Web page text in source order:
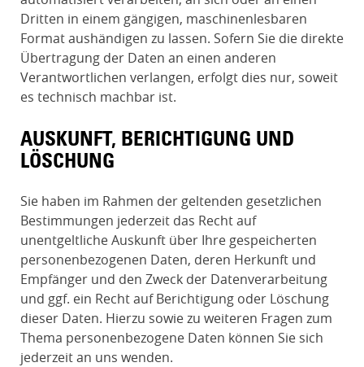
Dritten in einem gängigen, maschinenlesbaren
Format aushändigen zu lassen. Sofern Sie die direkte
Übertragung der Daten an einen anderen
Verantwortlichen verlangen, erfolgt dies nur, soweit
es technisch machbar ist.
AUSKUNFT, BERICHTIGUNG UND
LÖSCHUNG
Sie haben im Rahmen der geltenden gesetzlichen
Bestimmungen jederzeit das Recht auf
unentgeltliche Auskunft über Ihre gespeicherten
personenbezogenen Daten, deren Herkunft und
Empfänger und den Zweck der Datenverarbeitung
und ggf. ein Recht auf Berichtigung oder Löschung
dieser Daten. Hierzu sowie zu weiteren Fragen zum
Thema personenbezogene Daten können Sie sich
jederzeit an uns wenden.